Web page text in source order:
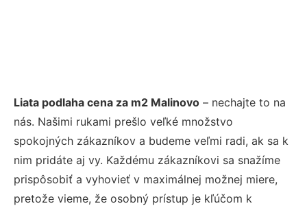
Liata podlaha cena za m2 Malinovo – nechajte to na
nás. Našimi rukami prešlo veľké množstvo
spokojných zákazníkov a budeme veľmi radi, ak sa k
nim pridáte aj vy. Každému zákazníkovi sa snažíme
prispôsobiť a vyhovieť v maximálnej možnej miere,
pretože vieme, že osobný prístup je kľúčom k